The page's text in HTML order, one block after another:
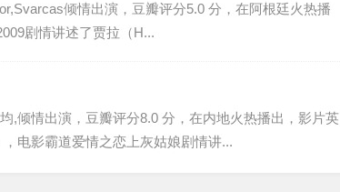
倾情出演，豆瓣评分5.0 分，在阿根廷火热播
剧情讲述了贾拉（H...
,倾情出演，豆瓣评分8.0 分，在内地火热播出，影片英
电影霸道爱情之恋上灰姑娘剧情讲...